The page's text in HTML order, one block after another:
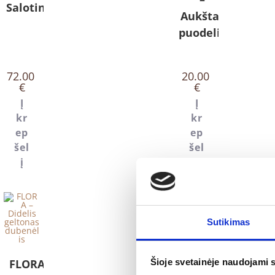
Sutikimas
Šioje svetainėje naudojami
Salotinė
72.00
€
Į
kr
ep
šel
į
Aukštas
puodelis
20.00
€
Į
kr
ep
šel
FLORA –
FLORA –